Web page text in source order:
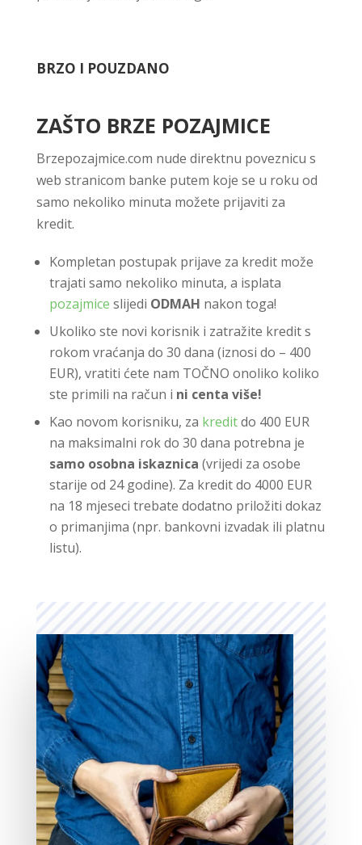
BRZO I POUZDANO
ZAŠTO BRZE POZAJMICE
Brzepozajmice.com nude direktnu poveznicu s
web stranicom banke putem koje se u roku od
samo nekoliko minuta možete prijaviti za
kredit.
Kompletan postupak prijave za kredit može
trajati samo nekoliko minuta, a isplata
pozajmice slijedi ODMAH nakon toga!
Ukoliko ste novi korisnik i zatražite kredit s
rokom vraćanja do 30 dana (iznosi do – 400
EUR), vratiti ćete nam TOČNO onoliko koliko
ste primili na račun i ni centa više!
Kao novom korisniku, za kreditdo 400 EUR
na maksimalni rok do 30 dana potrebna je
samo osobna iskaznica (vrijedi za osobe
starije od 24 godine). Za kredit do 4000 EUR
na 18 mjeseci trebate dodatno priložiti dokaz
o primanjima (npr. bankovni izvadak ili platnu
listu).